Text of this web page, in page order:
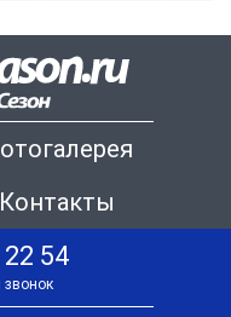
Контакты
54
звонок